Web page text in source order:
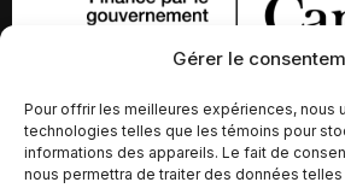
Gérer le
Pour offrir les meilleures expériences, nous
technologies telles que les témoins pour
informations des appareils. Le fait de
nous permettra de traiter des données